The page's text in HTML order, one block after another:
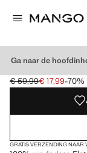
Ga naar de
LEREN
Oorspronkelijke prijs
€ 59,99
Huidige prijs [€ 17,99
€ 17,99-70%
Kies een kleur
Kleur Zwart
GRATIS VERZENDING NAAR